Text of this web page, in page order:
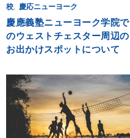
校
慶応ニューヨーク
慶應義塾ニューヨーク学院で
のウェストチェスター周辺の
お出かけスポットについて